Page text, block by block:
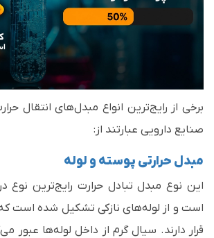
برخی از رایج‌ترین انواع مبدل‌های انتقال
صنایع دارویی عبارتند از:
مبدل حرارتی پوسته و لوله
این نوع مبدل تبادل حرارت رایج‌ترین نوع
است و از لوله‌های نازکی تشکیل شده است
قرار دارند. سیال گرم از داخل لوله‌ها عبور